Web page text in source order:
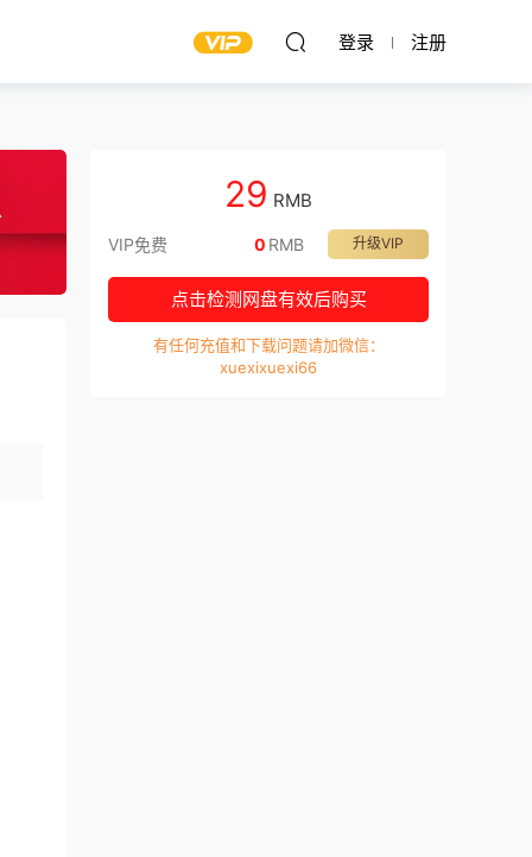
登录 注册
29 RMB
VIP免费 升级VIP
0 RMB
点击检测网盘有效后购买
有任何充值和下载问题请加微信：
xuexixuexi66